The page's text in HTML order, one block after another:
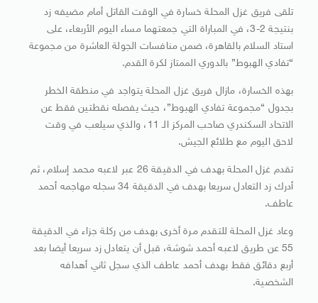
تلقى فريق غزل المحلة خسارة في الوقت القاتل أمام مضيفه زد
بنتيجة 2-3، في المباراة التي جمعتهما مساء اليوم الأربعاء، على
استاد السلام بالقاهرة، ضمن منافسات الجولة العاشرة من مجموعة
“تفادي الهبوط” بالدوري الممتاز لكرة القدم.
بهذه الخسارة، مازال فريق غزل المحلة يتواجد في منطقة الخطر
بجدول “مجموعة تفادي الهبوط”، حيث يفصله نقطتين فقط عن
الاتحاد السكندري صاحب المركز الـ 11، والذي سيلعب في وقت
لاحق اليوم مع طلائع الجيش.
تقدم غزل المحلة بهدف في الدقيقة 26 عبر لاعبه محمد إسلام، ثم
أدرك زد التعادل سريعا بهدف في الدقيقة 34 سجله مهاجمه أحمد
عاطف.
وعاد غزل المحلة للتقدم مرة أخرى بهدف من ركلة جزاء في الدقيقة
55 عن طريق لاعبه أحمد شوشة، قبل أن يتعادل زد سريعا أيضا بعد
أربع دقائق فقط بهدف أحمد عاطف الذي سجل ثاني أهدافه
الشخصية.